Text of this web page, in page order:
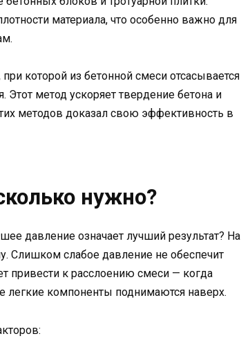
материала, что особенно важно для
которой из бетонной смеси отсасывается
метод ускоряет твердение бетона и
методов доказал свою эффективность в
нужно?
давление означает лучший результат? На
Слишком слабое давление не обеспечит
привести к расслоению смеси — когда
легкие компоненты поднимаются наверх.